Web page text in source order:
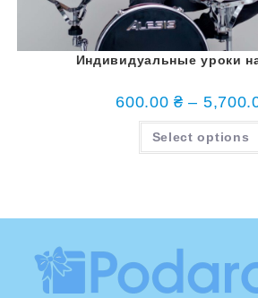
Индивидуальные уроки
600.00₴ –
Select options